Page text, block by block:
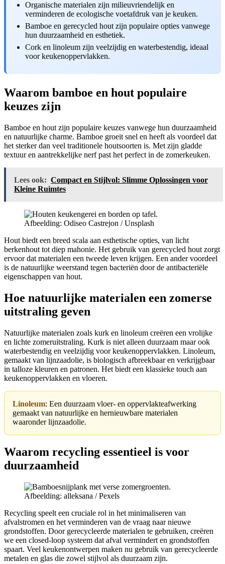
Organische materialen zijn milieuvriendelijk en
verminderen de ecologische voetafdruk van je keuken.
Bamboe en gerecycled hout zijn populaire opties vanwege
hun duurzaamheid en esthetiek.
Cork en linoleum zijn veelzijdig en waterbestendig, ideaal
voor keukenoppervlakken.
Waarom bamboe en hout populaire
keuzes zijn
Bamboe en hout zijn populaire keuzes vanwege hun duurzaamheid
en natuurlijke charme. Bamboe groeit snel en heeft als voordeel dat
het sterker dan veel traditionele houtsoorten is. Met zijn gladde
textuur en aantrekkelijke nerf past het perfect in de zomerkeuken.
Lees ook: Compact en Stijlvol: Slimme Oplossingen voor
Kleine Ruimtes
Afbeelding: Odiseo Castrejon / Unsplash
Hout biedt een breed scala aan esthetische opties, van licht
berkenhout tot diep mahonie. Het gebruik van gerecycled hout zorgt
ervoor dat materialen een tweede leven krijgen. Een ander voordeel
is de natuurlijke weerstand tegen bacteriën door de antibacteriële
eigenschappen van hout.
Hoe natuurlijke materialen een zomerse
uitstraling geven
Natuurlijke materialen zoals kurk en linoleum creëren een vrolijke
en lichte zomeruitstraling. Kurk is niet alleen duurzaam maar ook
waterbestendig en veelzijdig voor keukenoppervlakken. Linoleum,
gemaakt van lijnzaadolie, is biologisch afbreekbaar en verkrijgbaar
in talloze kleuren en patronen. Het biedt een klassieke touch aan
keukenoppervlakken en vloeren.
Linoleum: Een duurzaam vloer- en oppervlakteafwerking
gemaakt van natuurlijke en hernieuwbare materialen
waaronder lijnzaadolie.
Waarom recycling essentieel is voor
duurzaamheid
Afbeelding: alleksana / Pexels
Recycling speelt een cruciale rol in het minimaliseren van
afvalstromen en het verminderen van de vraag naar nieuwe
grondstoffen. Door gerecycleerde materialen te gebruiken, creëren
we een closed-loop systeem dat afval vermindert en grondstoffen
spaart. Veel keukenontwerpen maken nu gebruik van gerecycleerde
metalen en glas die zowel stijlvol als duurzaam zijn.